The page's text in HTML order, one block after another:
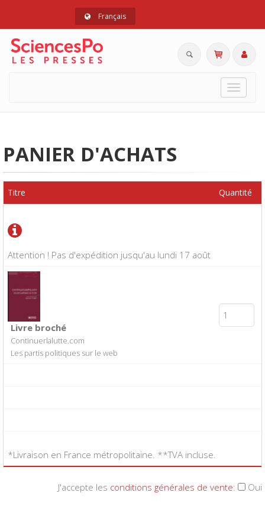
Français
Toggle
PANIER D'ACHATS
Attention ! Pas d'expédition jusqu'au lundi 17 août
Titre Quantité
Livre broché
Continuerlalutte.com
Les partis politiques sur le web
*Livraison en France métropolitaine. **TVA incluse.
J'accepte les conditions générales de vente: Oui